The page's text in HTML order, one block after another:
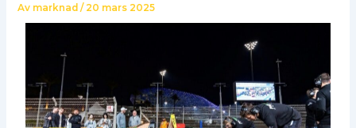
Av marknad/ 20 mars 2025